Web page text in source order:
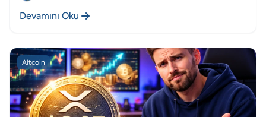
Devamını Oku
Altcoin